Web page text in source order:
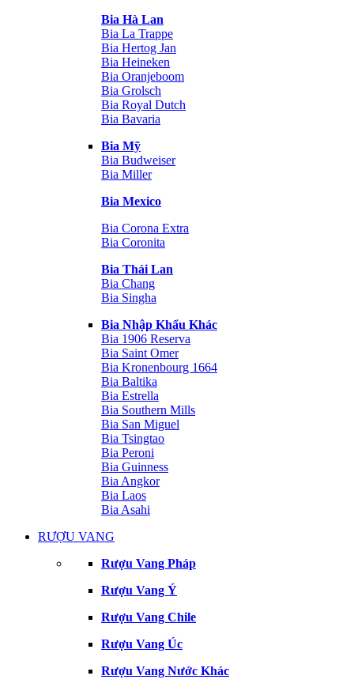
Bia Hà Lan
Bia La Trappe
Bia Hertog Jan
Bia Heineken
Bia Oranjeboom
Bia Grolsch
Bia Royal Dutch
Bia Bavaria
Bia Mỹ
Bia Budweiser
Bia Miller
Bia Mexico
Bia Corona Extra
Bia Coronita
Bia Thái Lan
Bia Chang
Bia Singha
Bia Nhập Khẩu Khác
Bia 1906 Reserva
Bia Saint Omer
Bia Kronenbourg 1664
Bia Baltika
Bia Estrella
Bia Southern Mills
Bia San Miguel
Bia Tsingtao
Bia Peroni
Bia Guinness
Bia Angkor
Bia Laos
Bia Asahi
RƯỢU VANG
Rượu Vang Pháp
Rượu Vang Ý
Rượu Vang Chile
Rượu Vang Úc
Rượu Vang Nước Khác